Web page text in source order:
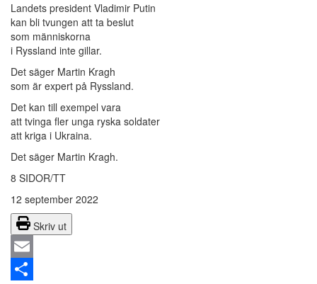
Landets president Vladimir Putin
kan bli tvungen att ta beslut
som människorna
i Ryssland inte gillar.
Det säger Martin Kragh
som är expert på Ryssland.
Det kan till exempel vara
att tvinga fler unga ryska soldater
att kriga i Ukraina.
Det säger Martin Kragh.
8 SIDOR/TT
12 september 2022
Skriv ut
Email